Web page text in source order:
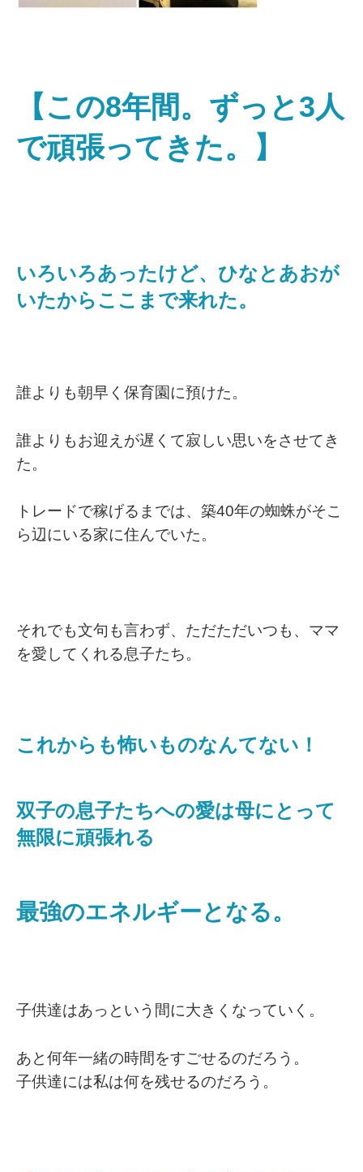
【この8年間。ずっと3人
で頑張ってきた。】
いろいろあったけど、ひなとあおが
いたからここまで来れた。
誰よりも朝早く保育園に預けた。
誰よりもお迎えが遅くて寂しい思いをさせてき
た。
トレードで稼げるまでは、築40年の蜘蛛がそこ
ら辺にいる家に住んでいた。
それでも文句も言わず、ただただいつも、ママ
を愛してくれる息子たち。
これからも怖いものなんてない！
双子の息子たちへの愛は母にとって
無限に頑張れる
最強のエネルギーとなる。
子供達はあっという間に大きくなっていく。
あと何年一緒の時間をすごせるのだろう。
子供達には私は何を残せるのだろう。